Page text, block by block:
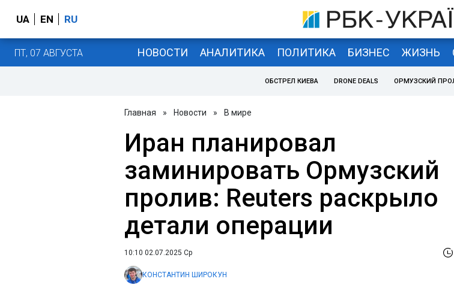
UA EN RU
ПТ, 07 АВГУСТА НОВОСТИ АНАЛИТИКА ПОЛИТИКА БИЗНЕС ЖИЗНЬ
ОБСТРЕЛ КИЕВА DRONE DEALS ОРМУЗСКИЙ
Главная » Новости » В мире
Иран планировал
заминировать Ормузский
пролив: Reuters раскрыло
детали операции
10:10 02.07.2025 Ср
КОНСТАНТИН ШИРОКУН